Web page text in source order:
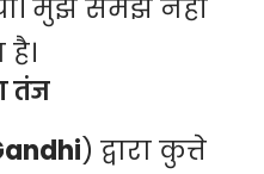
मुझे समझ नहीं
तंज
) द्वारा कुत्ते